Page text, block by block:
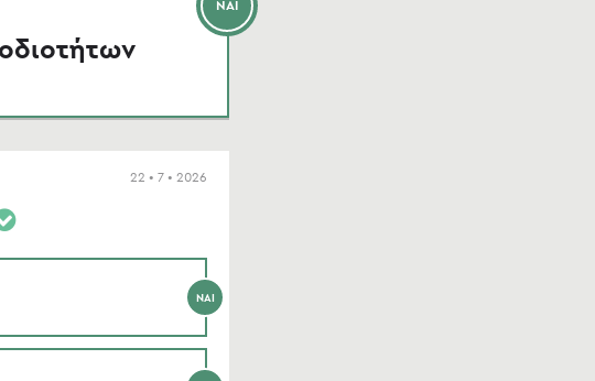
ΝΑΙ
22 • 7 • 2026
ΝΑΙ